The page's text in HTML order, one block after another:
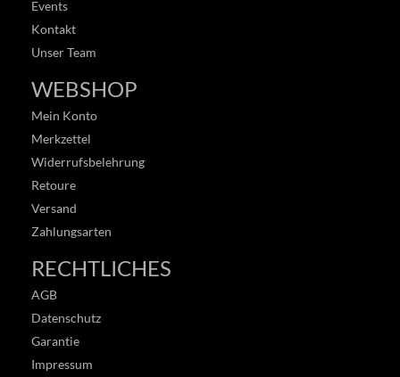
Events
Kontakt
Unser Team
WEBSHOP
Mein Konto
Merkzettel
Widerrufsbelehrung
Retoure
Versand
Zahlungsarten
RECHTLICHES
AGB
Datenschutz
Garantie
Impressum